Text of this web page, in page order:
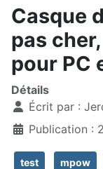
Casque
pas
pour PC
Détails
Écrit par :
Publication :
test mpow